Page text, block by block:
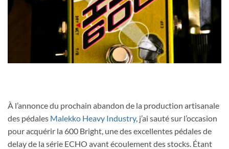
À l’annonce du prochain abandon de la production artisanale
des pédales Malekko Heavy Industry, j’ai sauté sur l’occasion
pour acquérir la 600 Bright, une des excellentes pédales de
delay de la série ECHO avant écoulement des stocks. Étant